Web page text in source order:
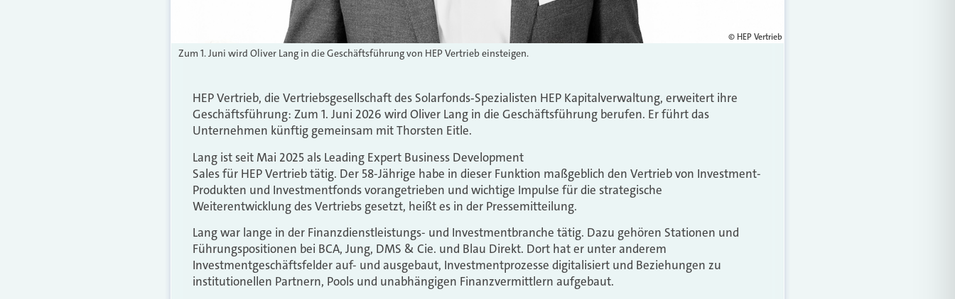
© HEP Vertrieb
Zum 1. Juni wird Oliver Lang in die Geschäftsführung von HEP Vertrieb einsteigen.
HEP Vertrieb, die Vertriebsgesellschaft des Solarfonds‑Spezialisten HEP Kapitalverwaltung, erweitert ihre
Geschäftsführung: Zum 1. Juni 2026 wird Oliver Lang in die Geschäftsführung berufen. Er führt das
Unternehmen künftig gemeinsam mit Thorsten Eitle.
Lang ist seit Mai 2025 als Leading Expert Business Development
Sales für HEP Vertrieb tätig. Der 58-Jährige habe in dieser Funktion maßgeblich den Vertrieb von Investment-
Produkten und Investmentfonds vorangetrieben und wichtige Impulse für die strategische
Weiterentwicklung des Vertriebs gesetzt, heißt es in der Pressemitteilung.
Lang war lange in der Finanzdienstleistungs- und Investmentbranche tätig. Dazu gehören Stationen und
Führungspositionen bei BCA, Jung, DMS & Cie. und Blau Direkt. Dort hat er unter anderem
Investmentgeschäftsfelder auf- und ausgebaut, Investmentprozesse digitalisiert und Beziehungen zu
institutionellen Partnern, Pools und unabhängigen Finanzvermittlern aufgebaut.